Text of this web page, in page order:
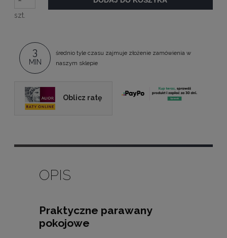
szt.
3
MIN
średnio tyle czasu zajmuje złożenie zamówienia w
naszym sklepie
Oblicz ratę
OPIS
Praktyczne parawany
pokojowe